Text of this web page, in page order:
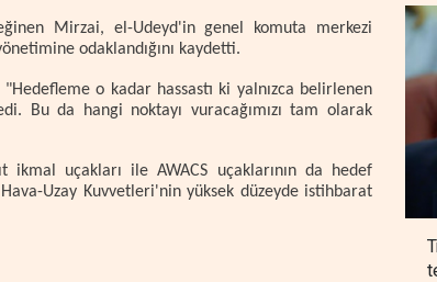
Mirzai, el-Udeyd'in genel komuta merkezi
odaklandığını kaydetti.
o kadar hassastı ki yalnızca belirlenen
Bu da hangi noktayı vuracağımızı tam olarak
ikmal uçakları ile AWACS uçaklarının da hedef
Uzay Kuvvetleri'nin yüksek düzeyde istihbarat